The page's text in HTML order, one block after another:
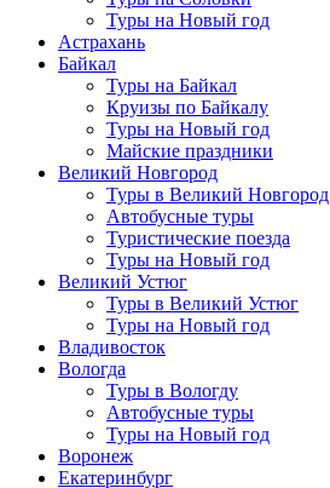
Туры на Новый год
Астрахань
Байкал
Туры на Байкал
Круизы по Байкалу
Туры на Новый год
Майские праздники
Великий Новгород
Туры в Великий Новгород
Автобусные туры
Туристические поезда
Туры на Новый год
Великий Устюг
Туры в Великий Устюг
Туры на Новый год
Владивосток
Вологда
Туры в Вологду
Автобусные туры
Туры на Новый год
Воронеж
Екатеринбург